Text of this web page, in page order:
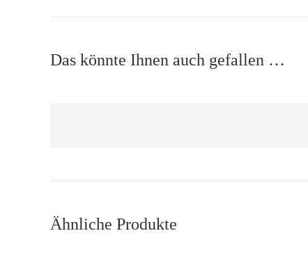
Das könnte Ihnen auch gefallen …
Ähnliche Produkte